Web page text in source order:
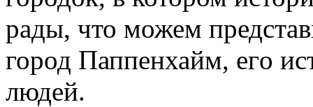
рады, что можем
город Паппенхайм, егo
людей.